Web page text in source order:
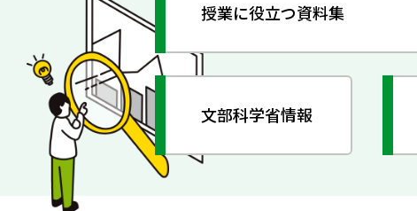
授業に役立つ資料集
文部科学省情報